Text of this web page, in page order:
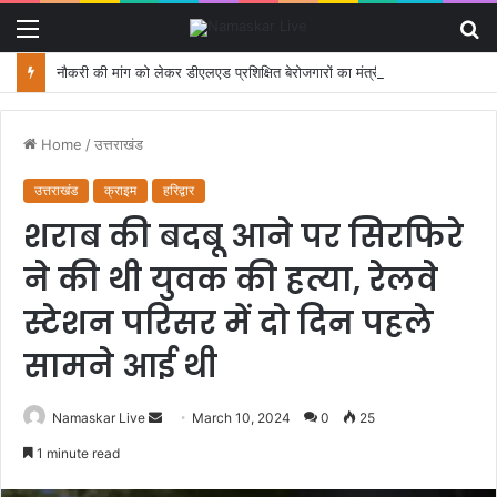
Home /उत्तराखंड
उत्तराखंड क्राइम हरिद्वार
शराब की बदबू आने पर सिरफिरे
ने की थी युवक की हत्या, रेलवे
स्टेशन परिसर में दो दिन पहले
सामने आई थी
Namaskar Live March 10, 2024 0 25
1 minute read